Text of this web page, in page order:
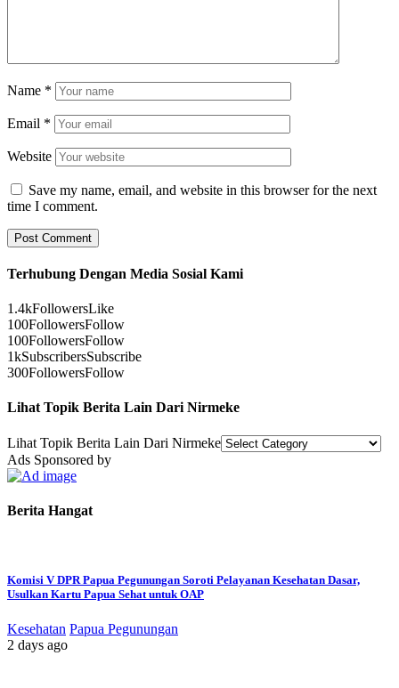
Name *
Email *
Website
Save my name, email, and website in this browser for the next
time I comment.
Terhubung Dengan Media Sosial Kami
1.4kFollowersLike
100FollowersFollow
100FollowersFollow
1kSubscribersSubscribe
300FollowersFollow
Lihat Topik Berita Lain Dari Nirmeke
Lihat Topik Berita Lain Dari Nirmeke
Ads Sponsored by
Berita Hangat
Komisi V DPR Papua Pegunungan Soroti Pelayanan Kesehatan Dasar,
Usulkan Kartu Papua Sehat untuk OAP
Kesehatan Papua Pegunungan
2 days ago